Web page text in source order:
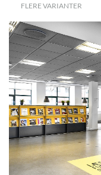
FLERE VARIANTER